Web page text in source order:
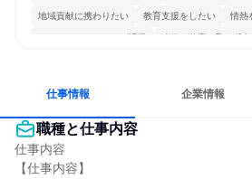
地域貢献に携わりたい 教育支援をしたい 情熱
コミュニケーションが活発 冷静に仕事に取り組む
仕事情報 企業情報
職種と仕事内容
仕事内容
【仕事内容】